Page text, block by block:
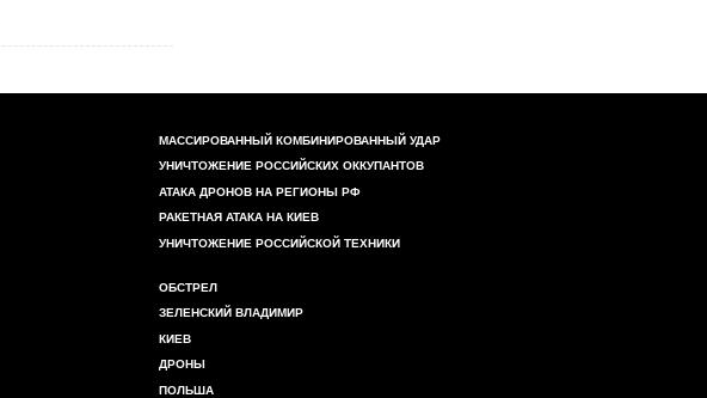
МАССИРОВАННЫЙ КОМБИНИРОВАННЫЙ УДАР
УНИЧТОЖЕНИЕ РОССИЙСКИХ ОККУПАНТОВ
АТАКА ДРОНОВ НА РЕГИОНЫ РФ
РАКЕТНАЯ АТАКА НА КИЕВ
УНИЧТОЖЕНИЕ РОССИЙСКОЙ ТЕХНИКИ
ОБСТРЕЛ
ЗЕЛЕНСКИЙ ВЛАДИМИР
КИЕВ
ДРОНЫ
ПОЛЬША